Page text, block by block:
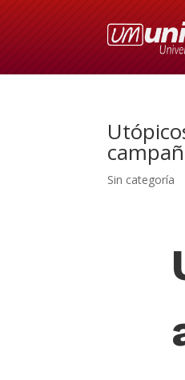
Sin categoría